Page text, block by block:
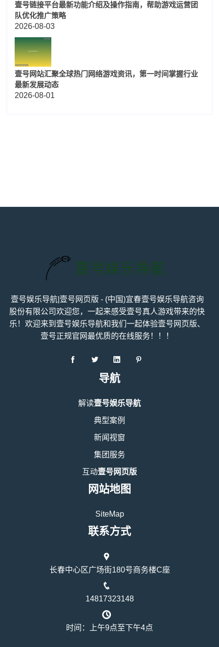
壹号链接平台最新功能介绍及操作指南，帮助游戏运营团
队优化推广策略
2026-08-03
壹号网站汇聚全球热门网络游戏资讯，第一时间掌握行业
最新发展动态
2026-08-01
壹号娱乐导航|壹号网页版 - (中国)宜春壹号娱乐导航咨询
股份有限公司欢迎您，一起来感受壹号真人游戏带来的快
乐！欢迎来到壹号娱乐导航和我们一起体验壹号网页版、
壹号正规官网最优质的在线服务！！！
导航
解读壹号娱乐导航
典型案例
新闻视窗
集团服务
互动壹号网页版
网站地图
SiteMap
联系方式
长春中心区广场街180号商务楼C座
14817323148
时间：上午9点至下午4点